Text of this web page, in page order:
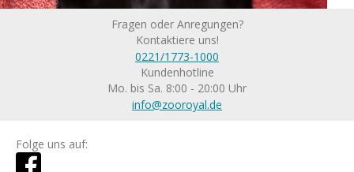
Fragen oder Anregungen?
Kontaktiere uns!
0221/1773-1000
Kundenhotline
Mo. bis Sa. 8:00 - 20:00 Uhr
info@zooroyal.de
Folge uns auf: